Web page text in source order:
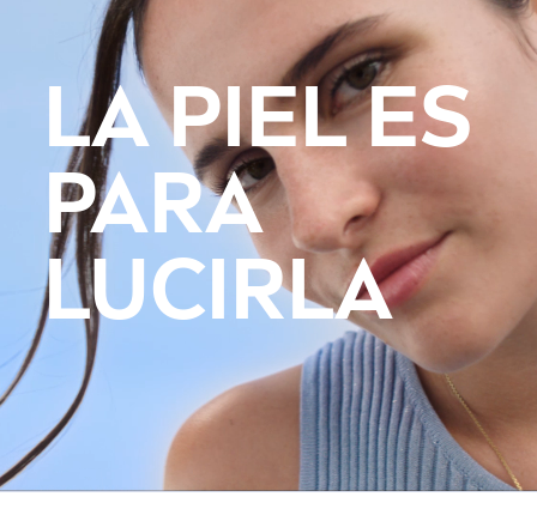
LA PIEL ES
PARA
LUCIRLA